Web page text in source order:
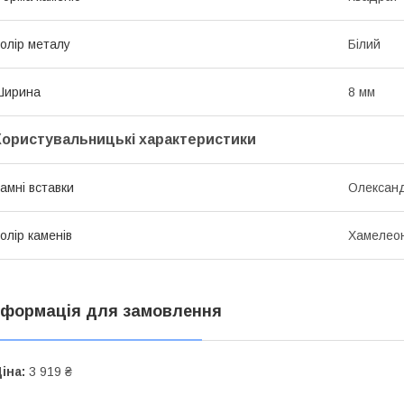
металу Білий
8 мм
характеристики
вставки
каменів
для замовлення
3 919 ₴